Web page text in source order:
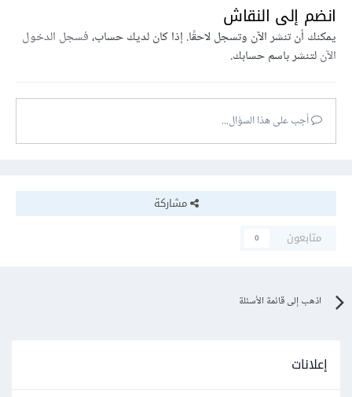
انضم إلى النقاش
يمكنك أن تنشر الآن وتسجل لاحقًا. إذا كان لديك حساب،فسجل الدخول
الآنلتنشر باسم حسابك.
أجب على هذا السؤال...
مشاركة
متابعون
0
اذهب إلى قائمة الأسئلة
إعلانات